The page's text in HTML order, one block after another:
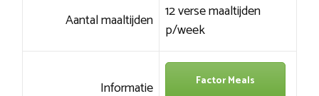
Aantal maaltijden 12 verse maaltijden
p/week
Informatie Factor Meals